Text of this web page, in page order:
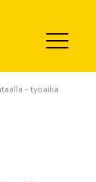
– työaika